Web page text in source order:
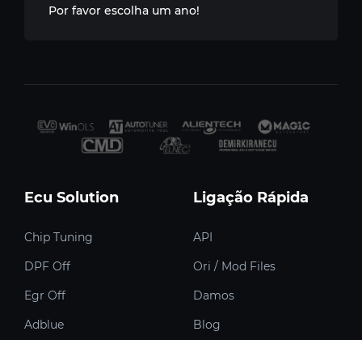
Por favor escolha um ano!
Ecu Solution
Chip Tuning
DPF Off
Egr Off
Adblue
Ligação Rápida
API
Ori / Mod Files
Damos
Blog